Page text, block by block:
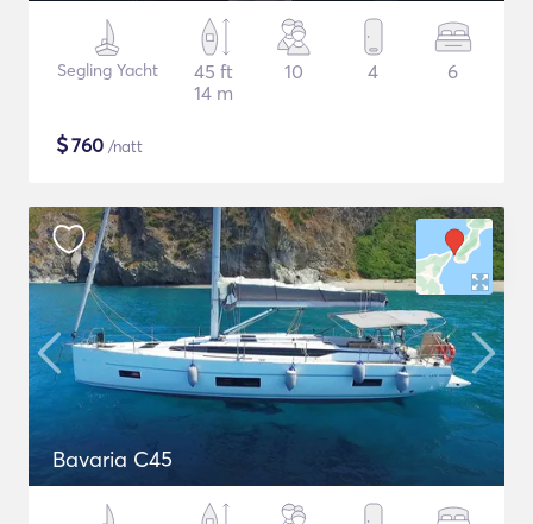
Segling Yacht
45 ft
14 m
10 4 6
$760 /natt
Bavaria C45